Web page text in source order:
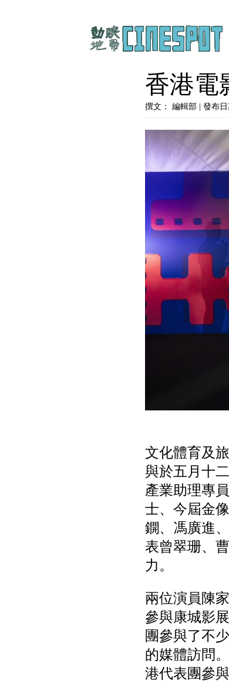
香港電
撰文： 編輯部 | 發布日
文化體育及
與於五月十
產業助理專
士、今屆金
鐦、馮廣進
表曾翠珊、
力。
兩位演員陳
參與康城影
團參與了不
的媒體訪問
港代表團參